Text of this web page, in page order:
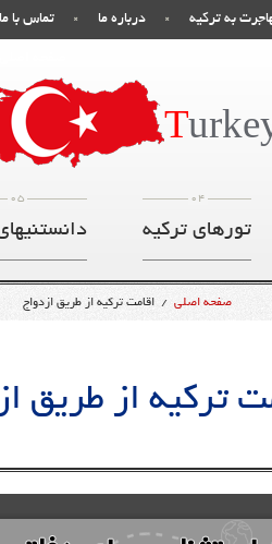
تماس با ما درباره ما به ترکیه
T
05 04
تورهای ترکیه
صفحه اصلی / اقامت ترکیه از طریق ازدواج
ترکیه از طریق